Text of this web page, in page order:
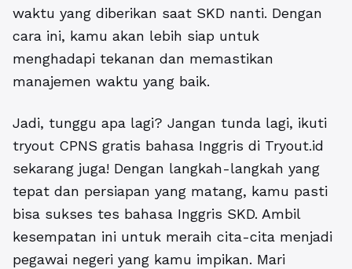
waktu yang diberikan saat SKD nanti. Dengan
cara ini, kamu akan lebih siap untuk
menghadapi tekanan dan memastikan
manajemen waktu yang baik.
Jadi, tunggu apa lagi? Jangan tunda lagi, ikuti
tryout CPNS gratis bahasa Inggris di Tryout.id
sekarang juga! Dengan langkah-langkah yang
tepat dan persiapan yang matang, kamu pasti
bisa sukses tes bahasa Inggris SKD. Ambil
kesempatan ini untuk meraih cita-cita menjadi
pegawai negeri yang kamu impikan. Mari